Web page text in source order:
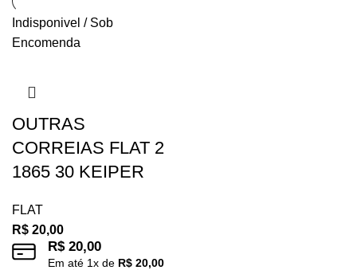
Indisponivel / Sob
Encomenda
OUTRAS
CORREIAS FLAT 2
1865 30 KEIPER
FLAT
R$ 20,00
R$20,00
Em até 1x de R$ 20,00